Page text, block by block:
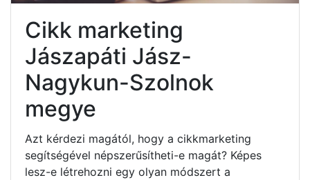
Cikk marketing
Jászapáti Jász-
Nagykun-Szolnok
megye
Azt kérdezi magától, hogy a cikkmarketing
segítségével népszerűsítheti-e magát? Képes
lesz-e létrehozni egy olyan módszert a